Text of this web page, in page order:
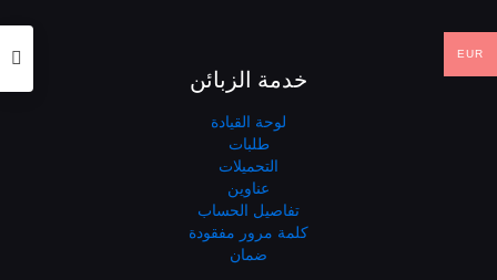
خدمة الزبائن
لوحة القيادة
طلبات
التحميلات
عناوين
تفاصيل الحساب
كلمة مرور مفقودة
ضمان
EUR